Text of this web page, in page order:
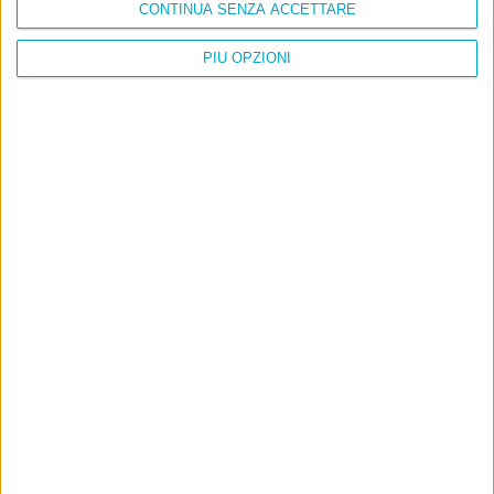
PIÙ OPZIONI
CONTINUA SENZA ACCETTARE
Info